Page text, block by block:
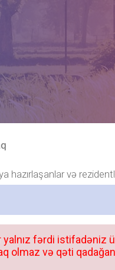
hazırlaşanlar və
yalnız fərdi istifadəniz
olmaz və qəti